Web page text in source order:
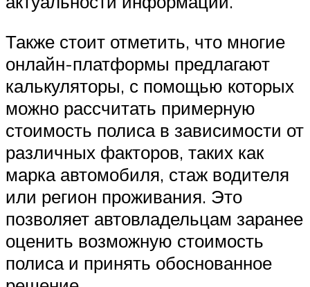
Также стоит отметить, что многие
онлайн-платформы предлагают
калькуляторы, с помощью которых
можно рассчитать примерную
стоимость полиса в зависимости от
различных факторов, таких как
марка автомобиля, стаж водителя
или регион проживания. Это
позволяет автовладельцам заранее
оценить возможную стоимость
полиса и принять обоснованное